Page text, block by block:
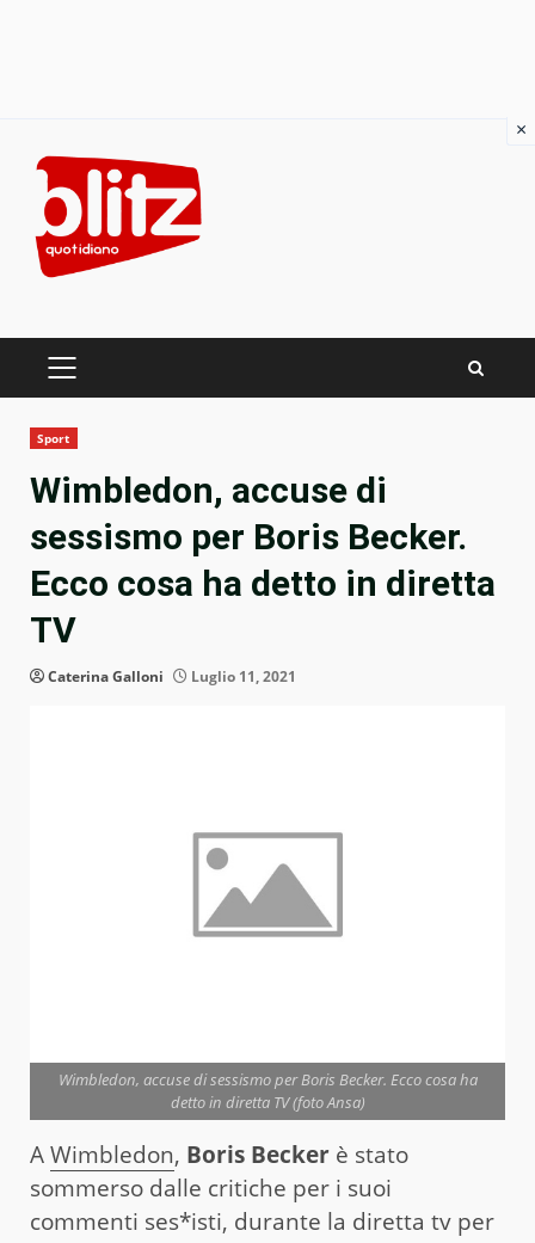
content
PRIMARY
Sport
Wimbledon, accuse di
sessismo per Boris Becker.
Ecco cosa ha detto in diretta
TV
Caterina Galloni Luglio 11, 2021
Wimbledon, accuse di sessismo per Boris Becker. Ecco cosa ha
detto in diretta TV (foto Ansa)
AWimbledon, Boris Becker è stato
sommerso dalle critiche per i suoi
commenti ses*isti, durante la diretta tv per
×